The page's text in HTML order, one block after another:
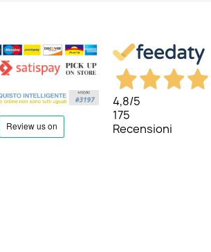
4,8/5
175
Recensioni